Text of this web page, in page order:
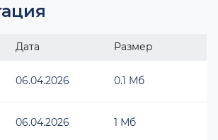
Дата Размер
06.04.2026 0.1 Мб
06.04.2026 1 Мб